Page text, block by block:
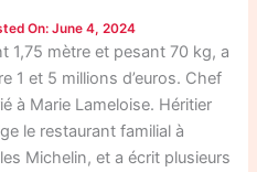
On:June 4, 2024
1,75 mètre et pesant 70 kg, a
1 et 5 millions d’euros. Chef
à Marie Lameloise. Héritier
le restaurant familial à
Michelin, et a écrit plusieurs